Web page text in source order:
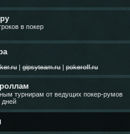
в покер
| gipsyteam.ru | pokeroff.ru
турнирам от ведущих покер-румов
дней